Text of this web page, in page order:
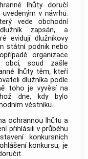
lhůty doručí
v návrhu.
vede obchodní
zapsán, a
evidují dlužníkovy
státní podnik nebo
organizace
obcí, soud zašle
lhůty těm, kteří
dlužníka podle
toho je vyvěsí na
dne, kdy bylo
věstníku.
ochrannou lhůtu a
přihlásili v průběhu
konkursních
konkursu, je